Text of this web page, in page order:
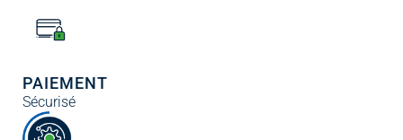
PAIEMENT
Sécurisé